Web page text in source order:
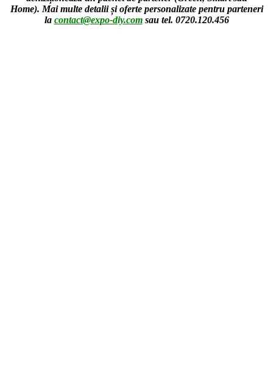
Home). Mai multe detalii și oferte personalizate pentru parteneri
la contact@expo-diy.comsau tel. 0720.120.456